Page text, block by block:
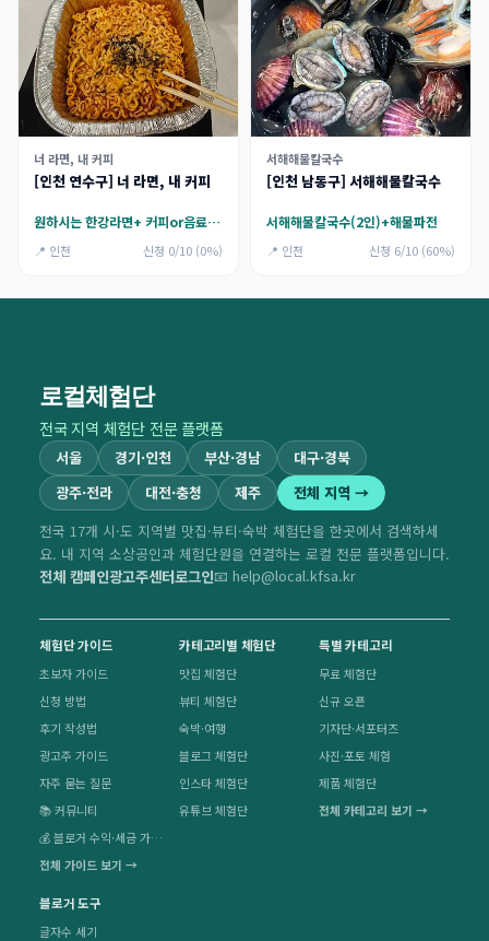
너 라면, 내 커피
[인천 연수구] 너 라면, 내 커피
원하시는 한강라면+ 커피or음료+젤라또
📍 인천 신청 0/10 (0%)
서해해물칼국수
[인천 남동구] 서해해물칼국수
서해해물칼국수(2인)+해물파전
📍 인천 신청 6/10 (60%)
로컬체험단
전국 지역 체험단 전문 플랫폼
서울 경기·인천 부산·경남
대구·경북
광주·전라
대전·충청 제주
전체 지역 →
전국 17개 시·도 지역별 맛집·뷰티·숙박 체험단을 한곳에서 검색하세
요. 내 지역 소상공인과 체험단원을 연결하는 로컬 전문 플랫폼입니다.
전체 캠페인광고주센터로그인📧 help@local.kfsa.kr
체험단 가이드
초보자 가이드
신청 방법
후기 작성법
광고주 가이드
자주 묻는 질문
📚 커뮤니티
💰 블로거 수익·세금 가이드
전체 가이드 보기 →
카테고리별 체험단
맛집 체험단
뷰티 체험단
숙박·여행
블로그 체험단
인스타 체험단
유튜브 체험단
특별 카테고리
무료 체험단
신규 오픈
기자단·서포터즈
사진·포토 체험
제품 체험단
전체 카테고리 보기 →
블로거 도구
글자수 세기